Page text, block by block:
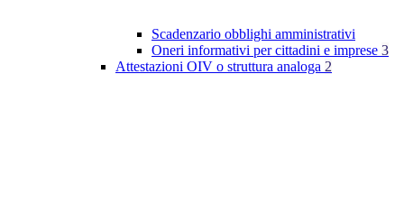
Scadenzario obblighi amministrativi
Oneri informativi per cittadini e imprese 3
Attestazioni OIV o struttura analoga 2